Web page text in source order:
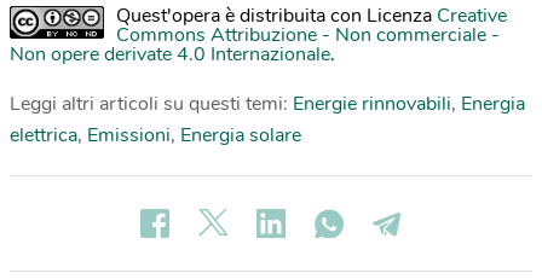
Quest'opera è distribuita con Licenza Creative
Commons Attribuzione - Non commerciale -
Non opere derivate 4.0 Internazionale.
Leggi altri articoli su questi temi: Energie rinnovabili, Energia
elettrica, Emissioni, Energia solare